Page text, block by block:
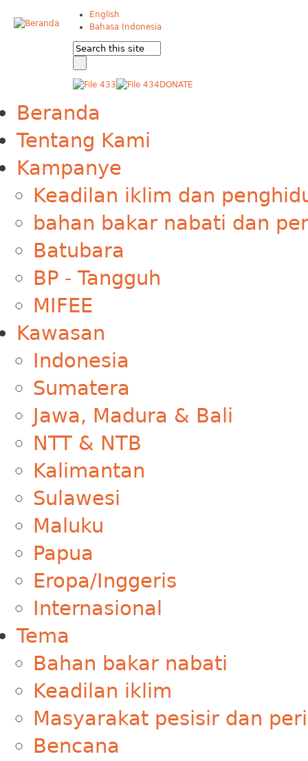
English
Bahasa Indonesia
DONATE
Beranda
Tentang Kami
Kampanye
Keadilan iklim dan
bahan bakar nabati dan
Batubara
BP - Tangguh
MIFEE
Kawasan
Indonesia
Sumatera
Jawa, Madura & Bali
NTT & NTB
Kalimantan
Sulawesi
Maluku
Papua
Eropa/Inggeris
Internasional
Tema
Bahan bakar nabati
Keadilan iklim
Masyarakat pesisir dan
Bencana